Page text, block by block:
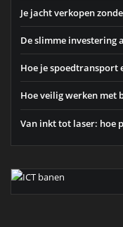
Je jacht verkopen
De slimme investering
Hoe je spoedtransport
Hoe veilig werken
Van inkt tot laser: hoe